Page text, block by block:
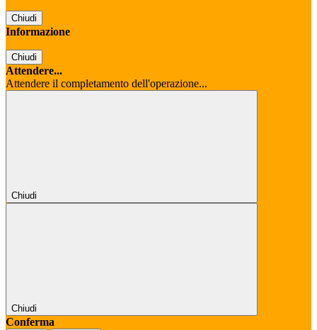
Chiudi
Informazione
Chiudi
Attendere...
Attendere il completamento dell'operazione...
Chiudi
Chiudi
Conferma